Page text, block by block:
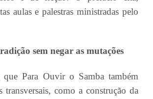
aulas e palestras ministradas pelo
sem negar as mutações
que Para Ouvir o Samba também
transversais, como a construção da